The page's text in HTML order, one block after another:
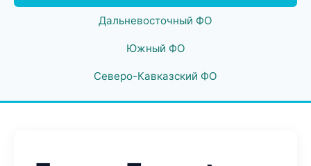
Дальневосточный ФО
Южный ФО
Северо-Кавказский ФО